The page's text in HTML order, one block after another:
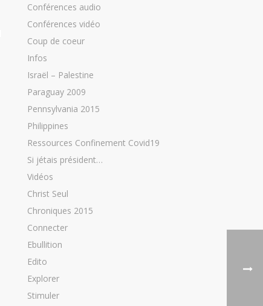
Conférences audio
Conférences vidéo
Coup de coeur
Infos
Israël – Palestine
Paraguay 2009
Pennsylvania 2015
Philippines
Ressources Confinement Covid19
Si jétais président…
Vidéos
Christ Seul
Chroniques 2015
Connecter
Ebullition
Edito
Explorer
Stimuler